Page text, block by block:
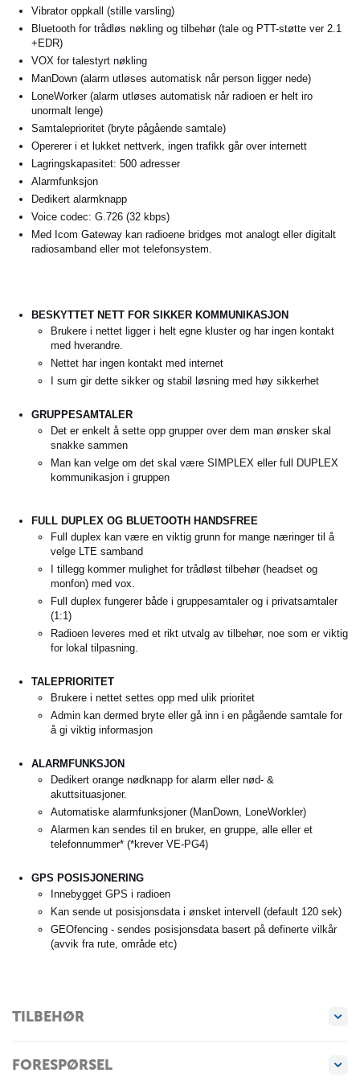
Vibrator oppkall (stille varsling)
Bluetooth for trådløs nøkling og tilbehør (tale og PTT-støtte ver 2.1
+EDR)
VOX for talestyrt nøkling
ManDown (alarm utløses automatisk når person ligger nede)
LoneWorker (alarm utløses automatisk når radioen er helt iro
unormalt lenge)
Samtaleprioritet (bryte pågående samtale)
Opererer i et lukket nettverk, ingen trafikk går over internett
Lagringskapasitet: 500 adresser
Alarmfunksjon
Dedikert alarmknapp
Voice codec: G.726 (32 kbps)
Med Icom Gateway kan radioene bridges mot analogt eller digitalt
radiosamband eller mot telefonsystem.
BESKYTTET NETT FOR SIKKER KOMMUNIKASJON
Brukere i nettet ligger i helt egne kluster og har ingen kontakt
med hverandre.
Nettet har ingen kontakt med internet
I sum gir dette sikker og stabil løsning med høy sikkerhet
GRUPPESAMTALER
Det er enkelt å sette opp grupper over dem man ønsker skal
snakke sammen
Man kan velge om det skal være SIMPLEX eller full DUPLEX
kommunikasjon i gruppen
FULL DUPLEX OG BLUETOOTH HANDSFREE
Full duplex kan være en viktig grunn for mange næringer til å
velge LTE samband
I tillegg kommer mulighet for trådløst tilbehør (headset og
monfon) med vox.
Full duplex fungerer både i gruppesamtaler og i privatsamtaler
(1:1)
Radioen leveres med et rikt utvalg av tilbehør, noe som er viktig
for lokal tilpasning.
TALEPRIORITET
Brukere i nettet settes opp med ulik prioritet
Admin kan dermed bryte eller gå inn i en pågående samtale for
å gi viktig informasjon
ALARMFUNKSJON
Dedikert orange nødknapp for alarm eller nød- &
akuttsituasjoner.
Automatiske alarmfunksjoner (ManDown, LoneWorkler)
Alarmen kan sendes til en bruker, en gruppe, alle eller et
telefonnummer* (*krever VE-PG4)
GPS POSISJONERING
Innebygget GPS i radioen
Kan sende ut posisjonsdata i ønsket intervell (default 120 sek)
GEOfencing - sendes posisjonsdata basert på definerte vilkår
(avvik fra rute, område etc)
TILBEHØR
FORESPØRSEL